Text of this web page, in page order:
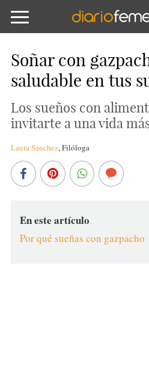
Soñar con
saludable en tus
Los sueños con
invitarte a una vida
Laura Sánchez,Filóloga
En este artículo
Por qué sueñas con gazpacho